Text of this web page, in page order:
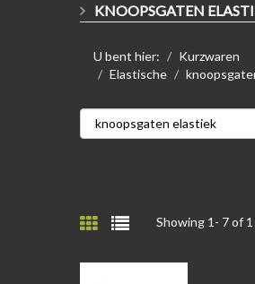
KNOOPSGATEN
U bent hier:
Kurzwaren
Elastische
Showing 1- 7of